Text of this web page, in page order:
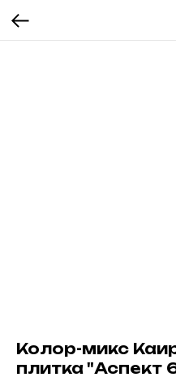
Колор-микс
плитка "Аспект